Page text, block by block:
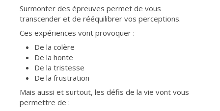
Surmonter des épreuves permet de vous
transcender et de rééquilibrer vos perceptions.
Ces expériences vont provoquer :
De la colère
De la honte
De la tristesse
De la frustration
Mais aussi et surtout, les défis de la vie vont vous
permettre de :